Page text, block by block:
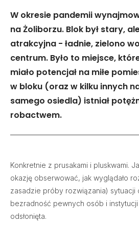
W okresie pandemii
na Żoliborzu. Blok był stary,
atrakcyjna - ładnie, zielono
centrum. Było to miejsce,
miało potencjał na miłe
w bloku (oraz w kilku innych
samego osiedla) istniał
robactwem.
Konkretnie z prusakami i pluskwami.
okazję obserwować, jak wyglądało
zasadzie próby rozwiązania) sytuacji
bezradność pewnych osób i
odsłonięta.